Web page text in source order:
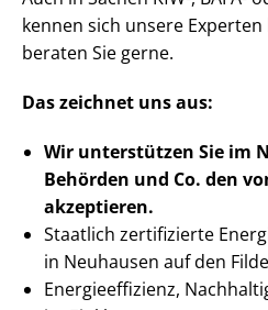
kennen sich unsere
beraten Sie gerne.
Das zeichnet uns aus:
Wir unterstützen Sie im
Behörden und Co. den
akzeptieren.
Staatlich zertifizierte
in Neuhausen auf den
En­er­gie­ef­fi­zi­enz,